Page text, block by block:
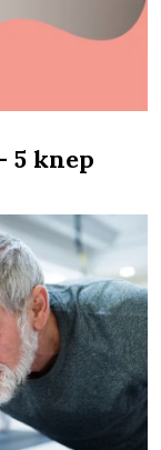
5 knep